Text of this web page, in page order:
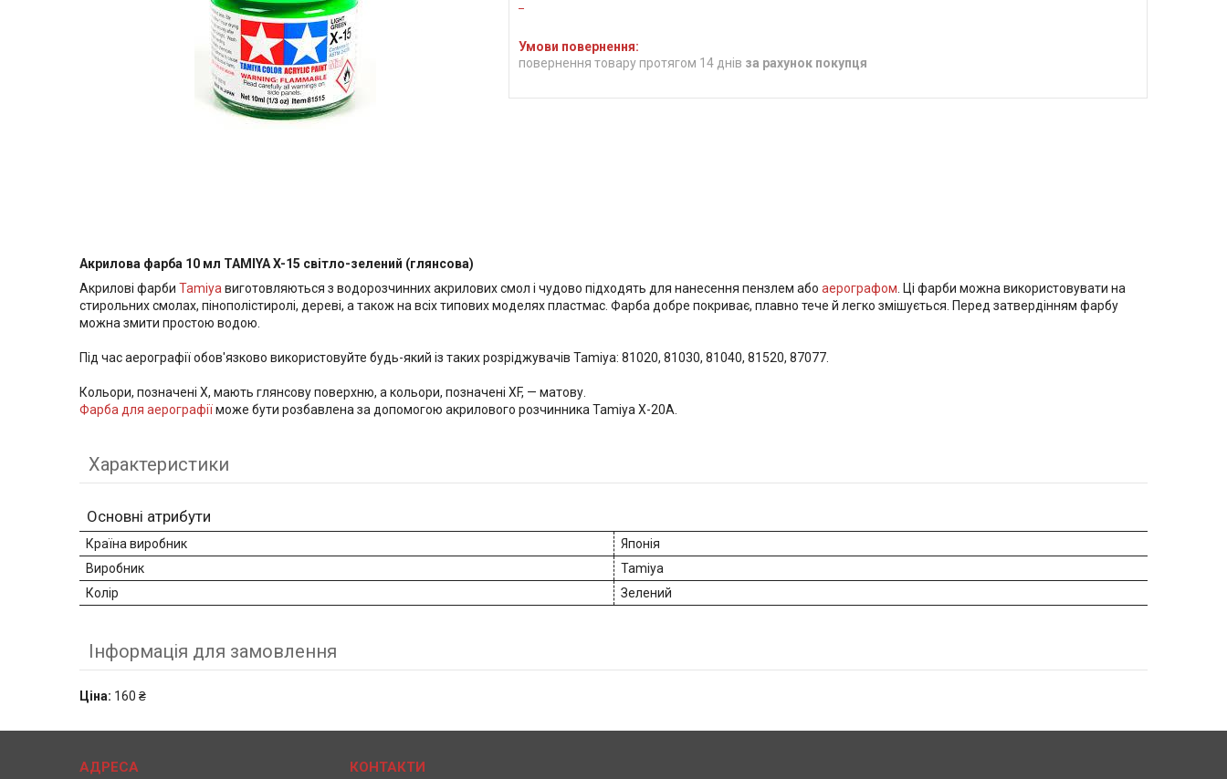
повернення товару протягом 14 днів за рахунок покупця
Акрилова фарба 10 мл TAMIYA X-15 світло-зелений (глянсова)
Акрилові фарби Tamiyaвиготовляються з водорозчинних акрилових смол і чудово підходять для нанесення пензлем або аерографом. Ці фарби можна використовувати на
стирольних смолах, пінополістиролі, дереві, а також на всіх типових моделях пластмас. Фарба добре покриває, плавно тече й легко змішується. Перед затвердінням фарбу
можна змити простою водою.
Під час аерографії обов'язково використовуйте будь-який із таких розріджувачів Tamiya: 81020, 81030, 81040, 81520, 87077.
Кольори, позначені X, мають глянсову поверхню, а кольори, позначені XF, — матову.
Фарба для аерографіїможе бути розбавлена за допомогою акрилового розчинника Tamiya X-20A.
Характеристики
Основні атрибути
Країна виробник
Японія
Виробник
Tamiya
Колір
Зелений
Інформація для замовлення
Ціна: 160 ₴